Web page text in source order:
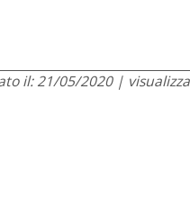
il: 21/05/2020 |